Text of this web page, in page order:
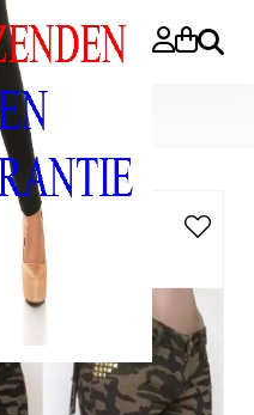
Zoeken